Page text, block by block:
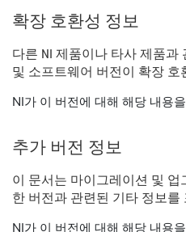
확장 호환성 정보
다른 NI 제품이나 타사 제품과
및 소프트웨어 버전이 확장
NI가 이 버전에 대해 해당 내용
추가 버전 정보
이 문서는 마이그레이션 및
한 버전과 관련된 기타 정보를
NI가 이 버전에 대해 해당 내용